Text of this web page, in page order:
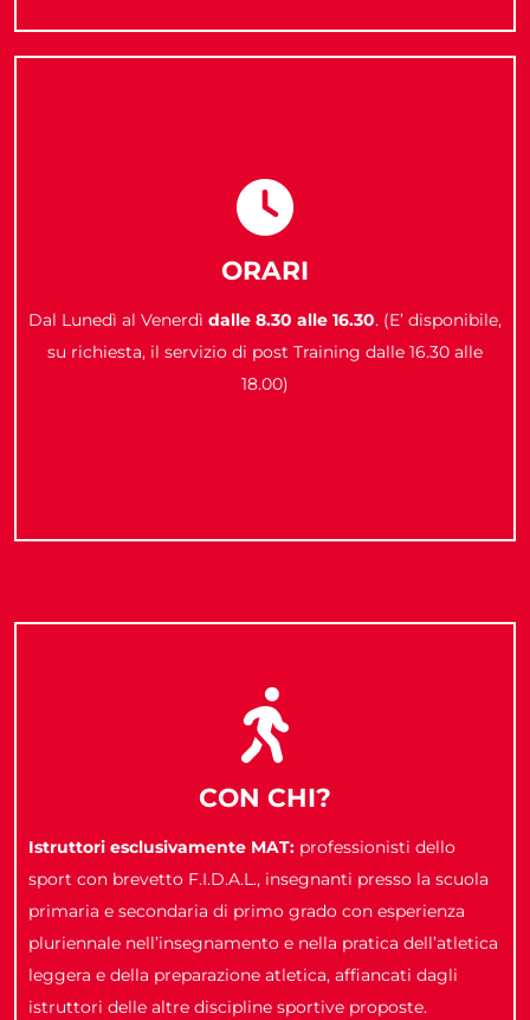
ORARI
Dal Lunedì al Venerdì dalle 8.30 alle 16.30. (E’ disponibile,
su richiesta, il servizio di post Training dalle 16.30 alle
18.00)
CON CHI?
Istruttori esclusivamente MAT: professionisti dello
sport con brevetto F.I.D.A.L., insegnanti presso la scuola
primaria e secondaria di primo grado con esperienza
pluriennale nell’insegnamento e nella pratica dell’atletica
leggera e della preparazione atletica, affiancati dagli
istruttori delle altre discipline sportive proposte.